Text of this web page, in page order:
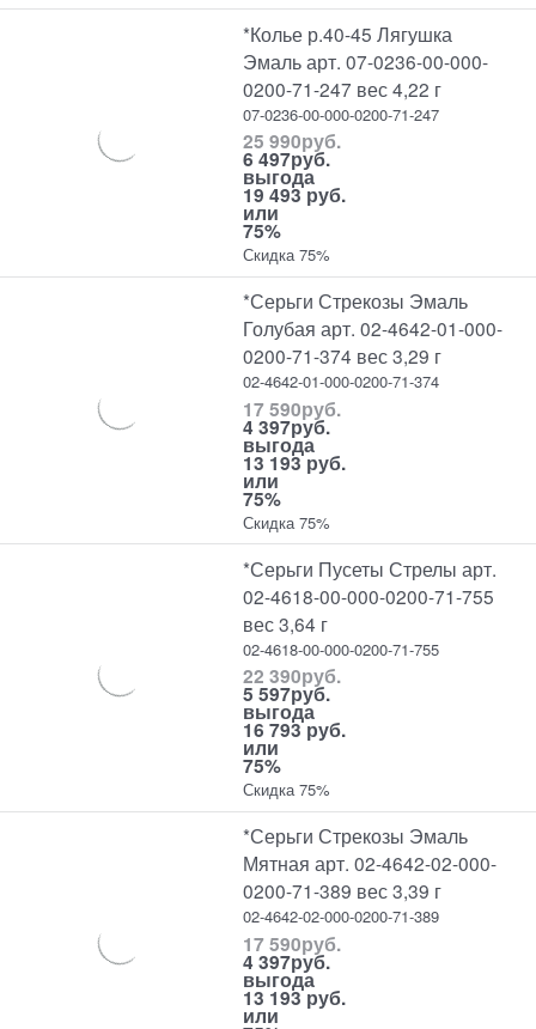
*Колье р.40-45 Лягушка
Эмаль арт. 07-0236-00-000-
0200-71-247 вес 4,22 г
07-0236-00-000-0200-71-247
25 990руб.
6 497руб.
выгода
19 493 руб.
или
75%
Скидка 75%
*Серьги Стрекозы Эмаль
Голубая арт. 02-4642-01-000-
0200-71-374 вес 3,29 г
02-4642-01-000-0200-71-374
17 590руб.
4 397руб.
выгода
13 193 руб.
или
75%
Скидка 75%
*Серьги Пусеты Стрелы арт.
02-4618-00-000-0200-71-755
вес 3,64 г
02-4618-00-000-0200-71-755
22 390руб.
5 597руб.
выгода
16 793 руб.
или
75%
Скидка 75%
*Серьги Стрекозы Эмаль
Мятная арт. 02-4642-02-000-
0200-71-389 вес 3,39 г
02-4642-02-000-0200-71-389
17 590руб.
4 397руб.
выгода
13 193 руб.
или